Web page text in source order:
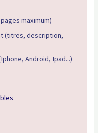
maximum)
(titres, description,
Android, Ipad...)